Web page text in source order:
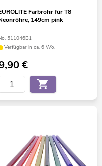
Farbrohr für T8
149cm pink
511046B1
Verfügbar in ca. 6 Wo.
€